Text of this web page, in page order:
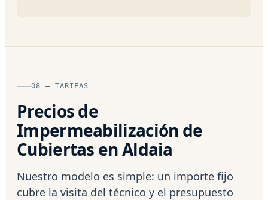
08 — TARIFAS
Precios de
Impermeabilización de
Cubiertas en Aldaia
Nuestro modelo es simple: un importe fijo
cubre la visita del técnico y el presupuesto